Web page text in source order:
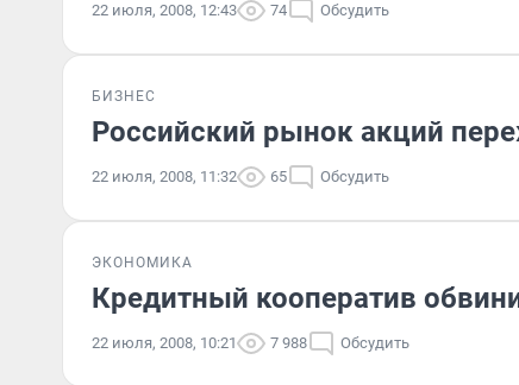
22 июля, 2008, 12:43 74 Обсудить
БИЗНЕС
Российский рынок акций
22 июля, 2008, 11:32 65 Обсудить
ЭКОНОМИКА
Кредитный кооператив
22 июля, 2008, 10:21 7 988 Обсудить